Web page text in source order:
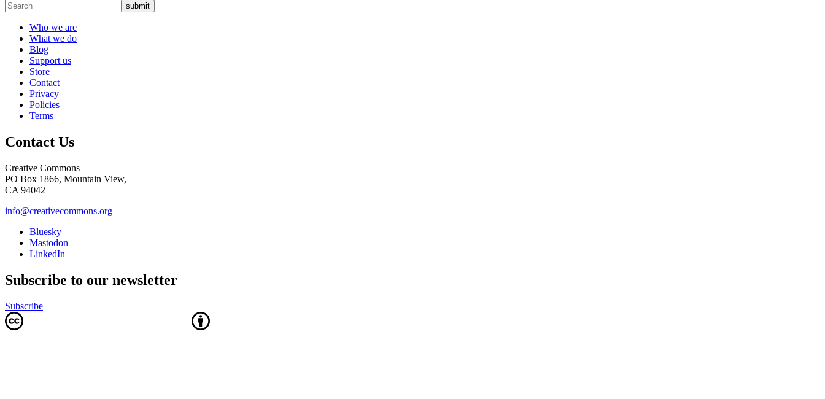
submit
Who we are
What we do
Blog
Support us
Store
Contact
Privacy
Policies
Terms
Contact Us
Creative Commons
PO Box 1866, Mountain View,
CA 94042
info@creativecommons.org
Bluesky
Mastodon
LinkedIn
Subscribe to our newsletter
Subscribe